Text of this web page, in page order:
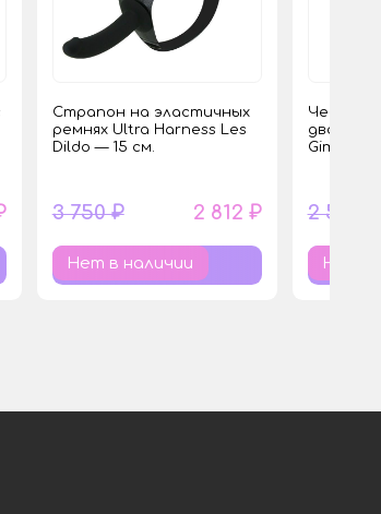
Страпон на эластичных
ремнях Ultra Harness Les
Dildo — 15 см.
3 750 ₽ 2 812 ₽
Нет в наличии
Черная
Gimlet —
2 550 ₽
Нет в